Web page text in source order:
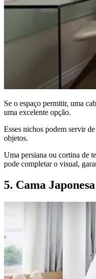
Se o espaço permitir, uma
uma excelente opção.
Esses nichos podem servir
objetos.
Uma persiana ou cortina de
pode completar o visual,
5. Cama